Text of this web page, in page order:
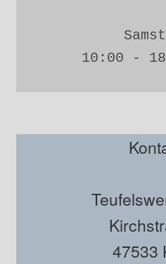
10:00 -
47533